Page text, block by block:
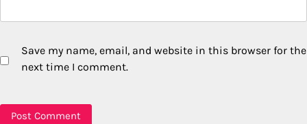
Save my name, email, and website in this browser for the
next time I comment.